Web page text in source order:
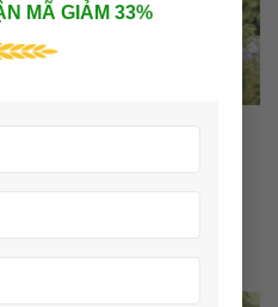
MÃ GIẢM 33%